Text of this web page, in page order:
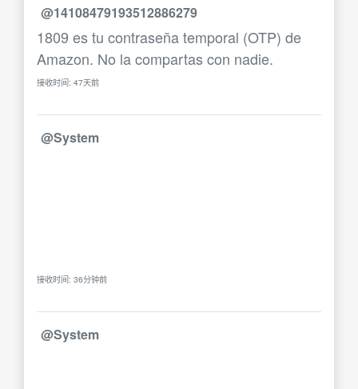
@14108479193512886279
1809 es tu contraseña temporal (OTP) de
Amazon. No la compartas con nadie.
接收时间: 47天前
@System
接收时间: 36分钟前
@System